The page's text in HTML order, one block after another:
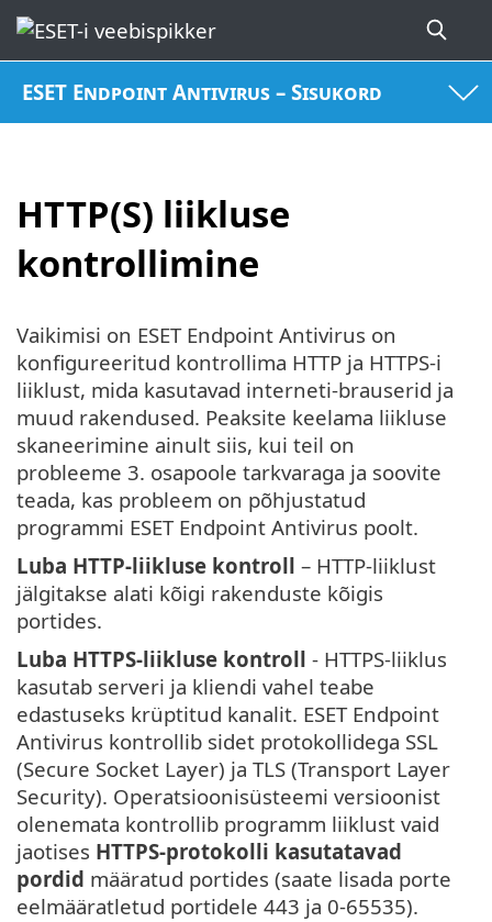
ESET Endpoint Antivirus – Sisukord
HTTP(S) liikluse
kontrollimine
Vaikimisi on ESET Endpoint Antivirus on
konfigureeritud kontrollima HTTP ja HTTPS-i
liiklust, mida kasutavad interneti-brauserid ja
muud rakendused. Peaksite keelama liikluse
skaneerimine ainult siis, kui teil on
probleeme 3. osapoole tarkvaraga ja soovite
teada, kas probleem on põhjustatud
programmi ESET Endpoint Antivirus poolt.
Luba HTTP-liikluse kontroll – HTTP-liiklust
jälgitakse alati kõigi rakenduste kõigis
portides.
Luba HTTPS-liikluse kontroll - HTTPS-liiklus
kasutab serveri ja kliendi vahel teabe
edastuseks krüptitud kanalit. ESET Endpoint
Antivirus kontrollib sidet protokollidega SSL
(Secure Socket Layer) ja TLS (Transport Layer
Security). Operatsioonisüsteemi versioonist
olenemata kontrollib programm liiklust vaid
jaotises HTTPS-protokolli kasutatavad
pordid määratud portides (saate lisada porte
eelmääratletud portidele 443 ja 0-65535).